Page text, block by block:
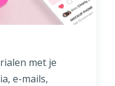
met je
e-mails,